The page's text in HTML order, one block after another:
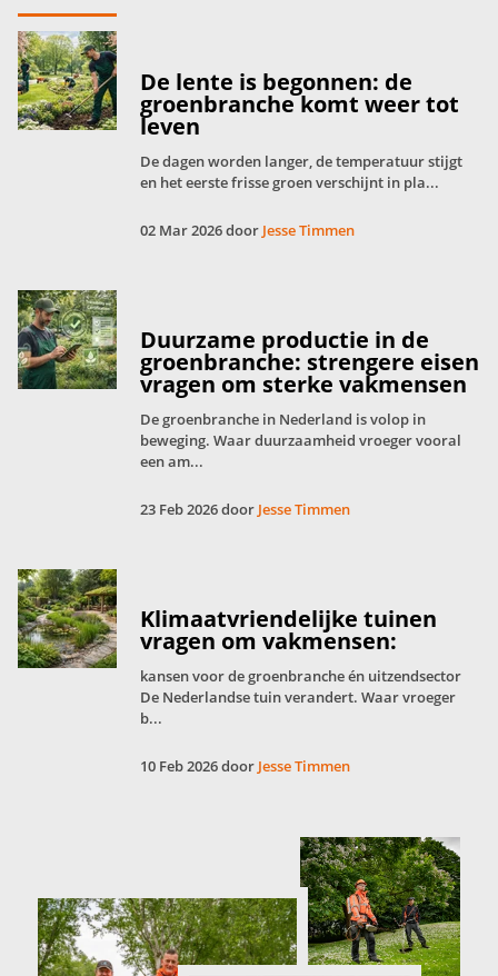
De lente is begonnen: de
groenbranche komt weer tot
leven
De dagen worden langer, de temperatuur stijgt
en het eerste frisse groen verschijnt in pla...
02 Mar 2026 door Jesse Timmen
Duurzame productie in de
groenbranche: strengere eisen
vragen om sterke vakmensen
De groenbranche in Nederland is volop in
beweging. Waar duurzaamheid vroeger vooral
een am...
23 Feb 2026 door Jesse Timmen
Klimaatvriendelijke tuinen
vragen om vakmensen:
kansen voor de groenbranche én uitzendsector
De Nederlandse tuin verandert. Waar vroeger
b...
10 Feb 2026 door Jesse Timmen